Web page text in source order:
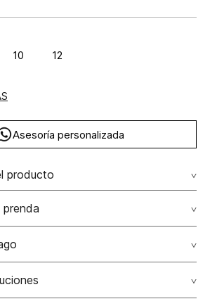
10 12
Asesoría personalizada
producto
lino 100% 100.00% lino/linen
en húmedo (w) planchar con vapor
Visa, Dinners, Master Card y American